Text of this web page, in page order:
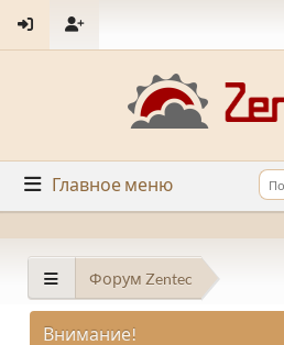
Главное меню
Форум Zentec
Внимание!